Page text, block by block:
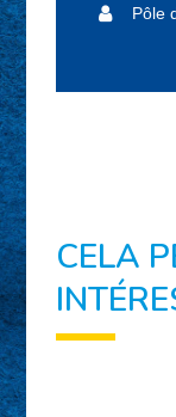
Pôle
CELA